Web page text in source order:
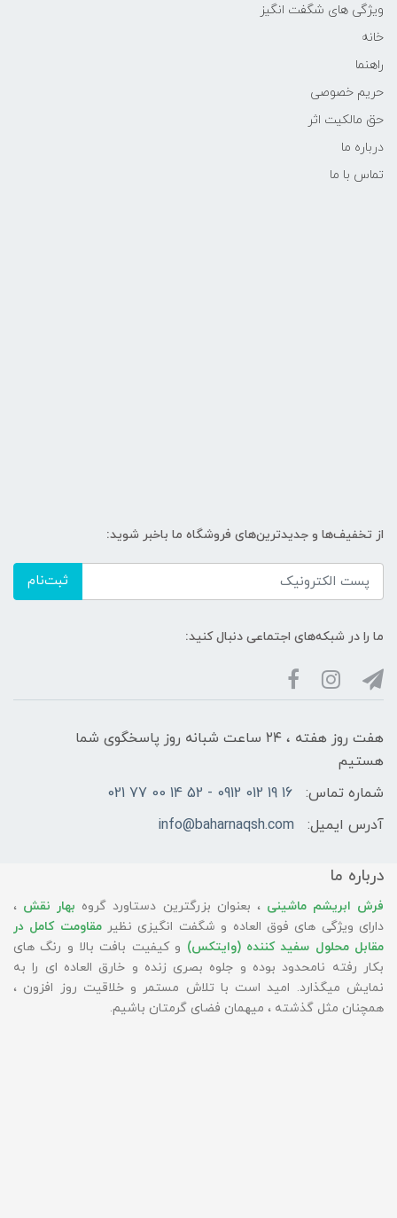
ویژگی های شگفت انگیز
خانه
راهنما
حریم خصوصی
حق مالکیت اثر
درباره ما
تماس با ما
از تخفیف‌ها و جدیدترین‌های فروشگاه ما باخبر شوید:
ثبت‌نام
ما را در شبکه‌های اجتماعی دنبال کنید:
هفت روز هفته ، ۲۴ ساعت شبانه‌ روز پاسخگوی شما
هستیم
شماره تماس:
16 19 012 0912 - 52 14 00 77 021
آدرس ایمیل:
info@baharnaqsh.com
درباره ما
فرش ابریشم ماشینی ، بعنوان بزرگترین دستاورد گروه بهار نقش ،
دارای ویژگی های فوق العاده و شگفت انگیزی نظیرمقاومت کامل در
مقابل محلول سفید کننده (وایتکس) و کیفیت بافت بالا و رنگ های
بکار رفته نامحدود بوده و جلوه بصری زنده و خارق العاده ای را به
نمایش میگذارد. امید است با تلاش مستمر و خلاقیت روز افزون ،
همچنان مثل گذشته ، میهمان فضای گرمتان باشیم.